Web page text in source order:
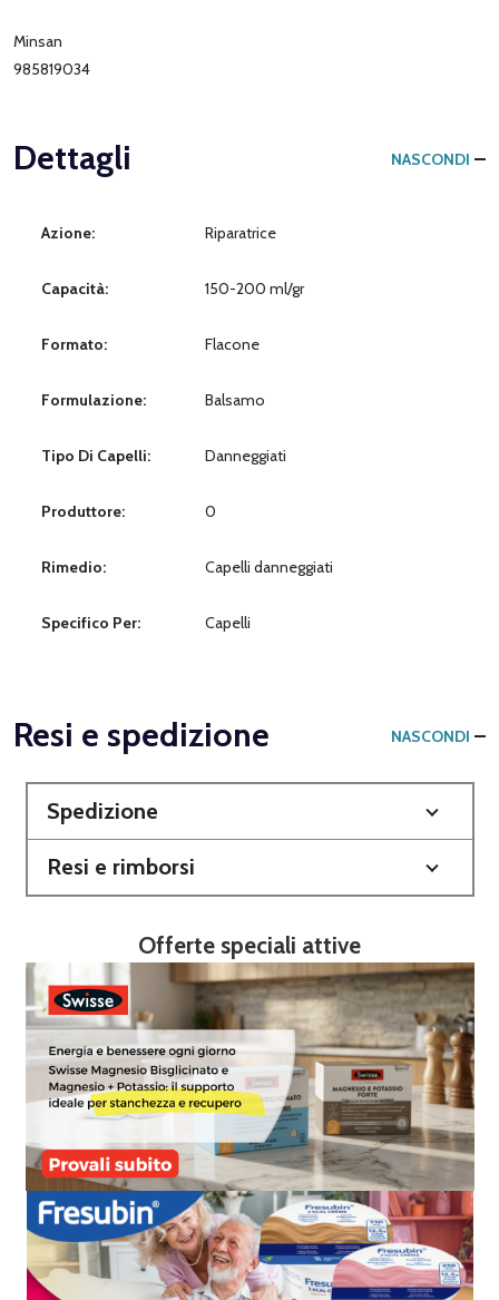
Minsan
985819034
Dettagli NASCONDI
Azione: Riparatrice
Capacità: 150-200 ml/gr
Formato: Flacone
Formulazione: Balsamo
Tipo Di Capelli: Danneggiati
Produttore: 0
Rimedio: Capelli danneggiati
Specifico Per: Capelli
Resi e spedizione NASCONDI
Spedizione
Resi e rimborsi
Offerte speciali attive